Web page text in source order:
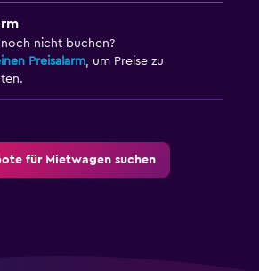
nicht buchen?
Preisalarm, um Preise zu
für Mietwagen suchen